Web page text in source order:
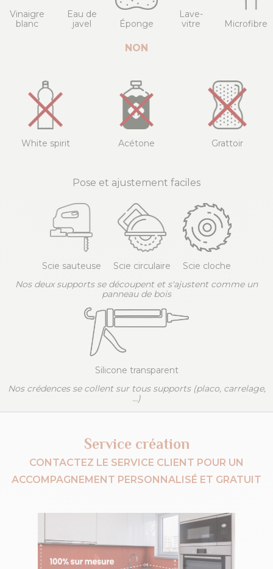
Vinaigre
blanc
Eau de
javel
Éponge
Lave-
vitre
Microfibre
NON
White spirit Acétone Grattoir
Pose et ajustement faciles
Scie sauteuse Scie circulaire
Scie cloche
Nos deux supports se découpent et s'ajustent comme un
panneau de bois
Silicone transparent
Nos crédences se collent sur tous supports (placo, carrelage,
...)
Service création
CONTACTEZ LE SERVICE CLIENT POUR UN
ACCOMPAGNEMENT PERSONNALISÉ ET GRATUIT